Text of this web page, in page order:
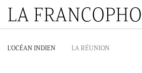
LA
L'OCÉAN INDIEN LA RÉUNION